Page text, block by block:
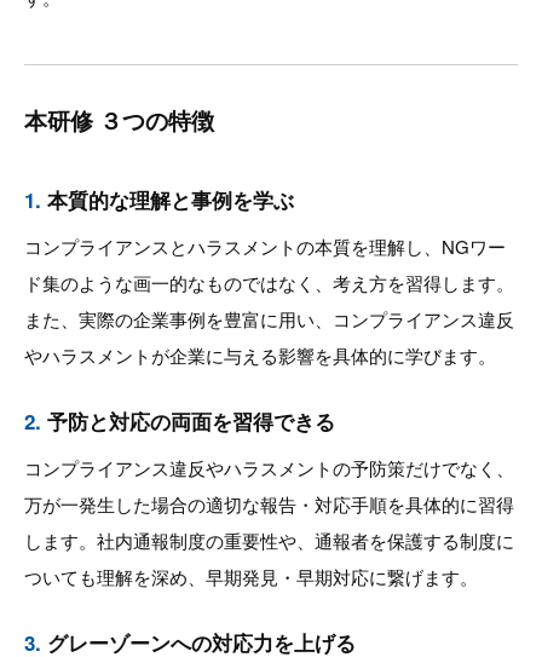
本研修 ３つの特徴
1. 本質的な理解と事例を学ぶ
コンプライアンスとハラスメントの本質を理解し、NGワー
ド集のような画一的なものではなく、考え方を習得します。
また、実際の企業事例を豊富に用い、コンプライアンス違反
やハラスメントが企業に与える影響を具体的に学びます。
2. 予防と対応の両面を習得できる
コンプライアンス違反やハラスメントの予防策だけでなく、
万が一発生した場合の適切な報告・対応手順を具体的に習得
します。社内通報制度の重要性や、通報者を保護する制度に
ついても理解を深め、早期発見・早期対応に繋げます。
3. グレーゾーンへの対応力を上げる